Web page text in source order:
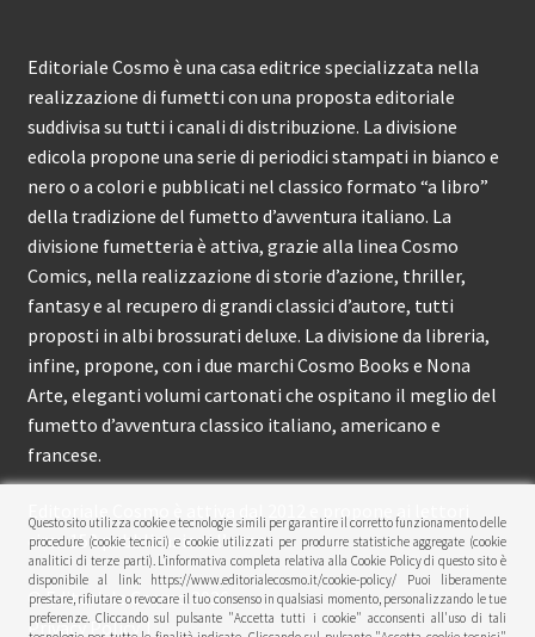
Editoriale Cosmo è una casa editrice specializzata nella
realizzazione di fumetti con una proposta editoriale
suddivisa su tutti i canali di distribuzione. La divisione
edicola propone una serie di periodici stampati in bianco e
nero o a colori e pubblicati nel classico formato “a libro”
della tradizione del fumetto d’avventura italiano. La
divisione fumetteria è attiva, grazie alla linea Cosmo
Comics, nella realizzazione di storie d’azione, thriller,
fantasy e al recupero di grandi classici d’autore, tutti
proposti in albi brossurati deluxe. La divisione da libreria,
infine, propone, con i due marchi Cosmo Books e Nona
Arte, eleganti volumi cartonati che ospitano il meglio del
fumetto d’avventura classico italiano, americano e
francese.
Editoriale Cosmo è attiva dal 2012 e propone ai lettori
circa 150 pubblicazioni l’anno.
© Editoriale Cosmo 2026
Privacy Policy
Questo sito utilizza cookie e tecnologie simili per garantire il corretto funzionamento delle
procedure (cookie tecnici) e cookie utilizzati per produrre statistiche aggregate (cookie
analitici di terze parti). L’informativa completa relativa alla Cookie Policy di questo sito è
disponibile al link: https://www.editorialecosmo.it/cookie-policy/ Puoi liberamente
prestare, rifiutare o revocare il tuo consenso in qualsiasi momento, personalizzando le tue
preferenze. Cliccando sul pulsante "Accetta tutti i cookie" acconsenti all'uso di tali